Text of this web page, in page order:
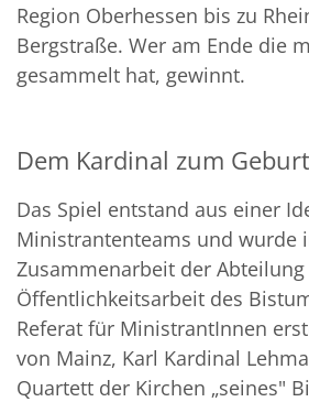
Region Oberhessen bis zu
Bergstraße. Wer am Ende die
gesammelt hat, gewinnt.
Dem Kardinal zum
Das Spiel entstand aus einer
Ministrantenteams und wurde
Zusammenarbeit der Abteilung
Öffentlichkeitsarbeit des
Referat für MinistrantInnen
von Mainz, Karl Kardinal
Quartett der Kirchen „seines"